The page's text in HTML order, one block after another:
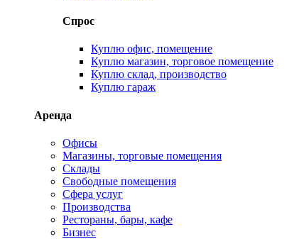
Спрос
Куплю офис, помещение
Куплю магазин, торговое помещение
Куплю склад, производство
Куплю гараж
Аренда
Офисы
Магазины, торговые помещения
Склады
Свободные помещения
Сфера услуг
Производства
Рестораны, бары, кафе
Бизнес